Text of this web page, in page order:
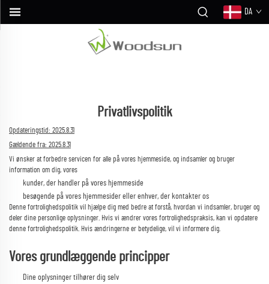
DA
Privatlivspolitik
Opdateringstid: 2025.8.31
Gældende fra: 2025.8.31
Vi ønsker at forbedre servicen for alle på vores hjemmeside, og indsamler og bruger
information om dig, vores
kunder, der handler på vores hjemmeside
besøgende på vores hjemmesider eller enhver, der kontakter os
Denne fortrolighedspolitik vil hjælpe dig med bedre at forstå, hvordan vi indsamler, bruger og
deler dine personlige oplysninger. Hvis vi ændrer vores fortrolighedspraksis, kan vi opdatere
denne fortrolighedspolitik. Hvis ændringerne er betydelige, vil vi informere dig.
Vores grundlæggende principper
Dine oplysninger tilhører dig selv